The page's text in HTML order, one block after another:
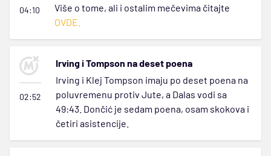
04:10
Više o tome, ali i ostalim mečevima čitajte
OVDE.
02:52
Irving i Tompson na deset poena
Irving i Klej Tompson imaju po deset poena na
poluvremenu protiv Jute, a Dalas vodi sa
49:43. Dončić je sedam poena, osam skokova i
četiri asistencije.